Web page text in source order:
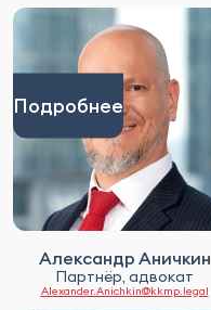
Подробнее
Александр Аничкин
Партнёр, адвокат
Alexander.Anichkin@kkmp.legal